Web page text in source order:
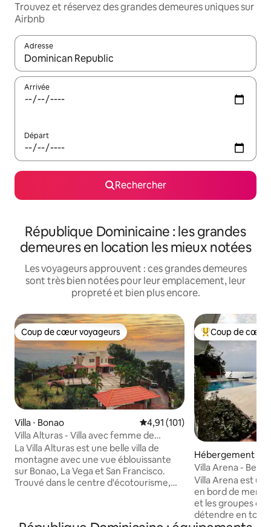
Trouvez et réservez des grandes demeures uniques sur
Airbnb
Adresse
Lorsque les résultats s'affichent, utilisez les flèches vers le
Arrivée
Départ
Rechercher
République Dominicaine : les grandes
demeures en location les mieux notées
Les voyageurs approuvent : ces grandes demeures
sont très bien notées pour leur emplacement, leur
propreté et bien plus encore.
Coup de cœur voyageurs
Coup de cœur voyageurs
Villa ⋅ Bonao Évaluation moyenne sur la
4,91 (101)
Villa Alturas - Villa avec femme de
ménage et guide
La Villa Alturas est une belle villa de
montagne avec une vue éblouissante
sur Bonao, La Vega et San Francisco.
Trouvé dans le centre d'écotourisme,
Coups de cœur
Coup de cœur
Hébergement ⋅
Villa Arena -
Villa Arena est
en bord de mer
et les groupes
détendre en